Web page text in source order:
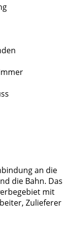
an die
die Bahn. Das
mit
Zulieferer